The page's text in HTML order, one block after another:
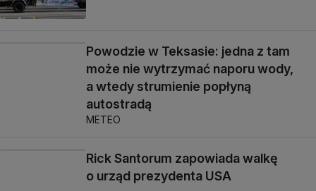
Powodzie w Teksasie: jedna z tam
może nie wytrzymać naporu wody,
a wtedy strumienie popłyną
autostradą
METEO
Rick Santorum zapowiada walkę
o urząd prezydenta USA